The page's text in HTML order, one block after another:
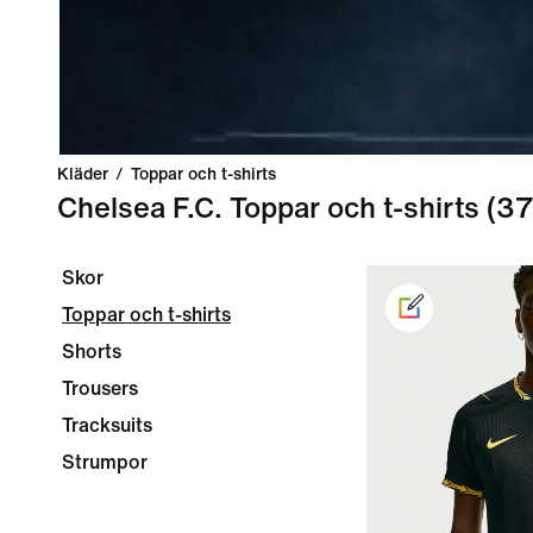
Kläder / Toppar och t-shirts
Chelsea F.C. Toppar och t-shirts
Skor
Toppar och t-shirts
Shorts
Trousers
Tracksuits
Strumpor